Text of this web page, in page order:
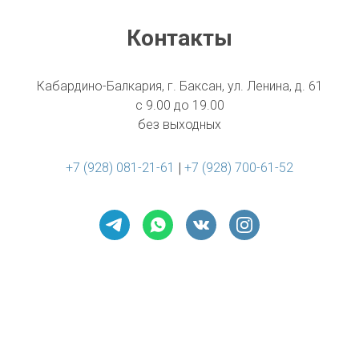
Контакты
Кабардино-Балкария, г. Баксан, ул. Ленина, д. 61
с 9.00 до 19.00
без выходных
+7 (928) 081-21-61 | +7 (928) 700-61-52